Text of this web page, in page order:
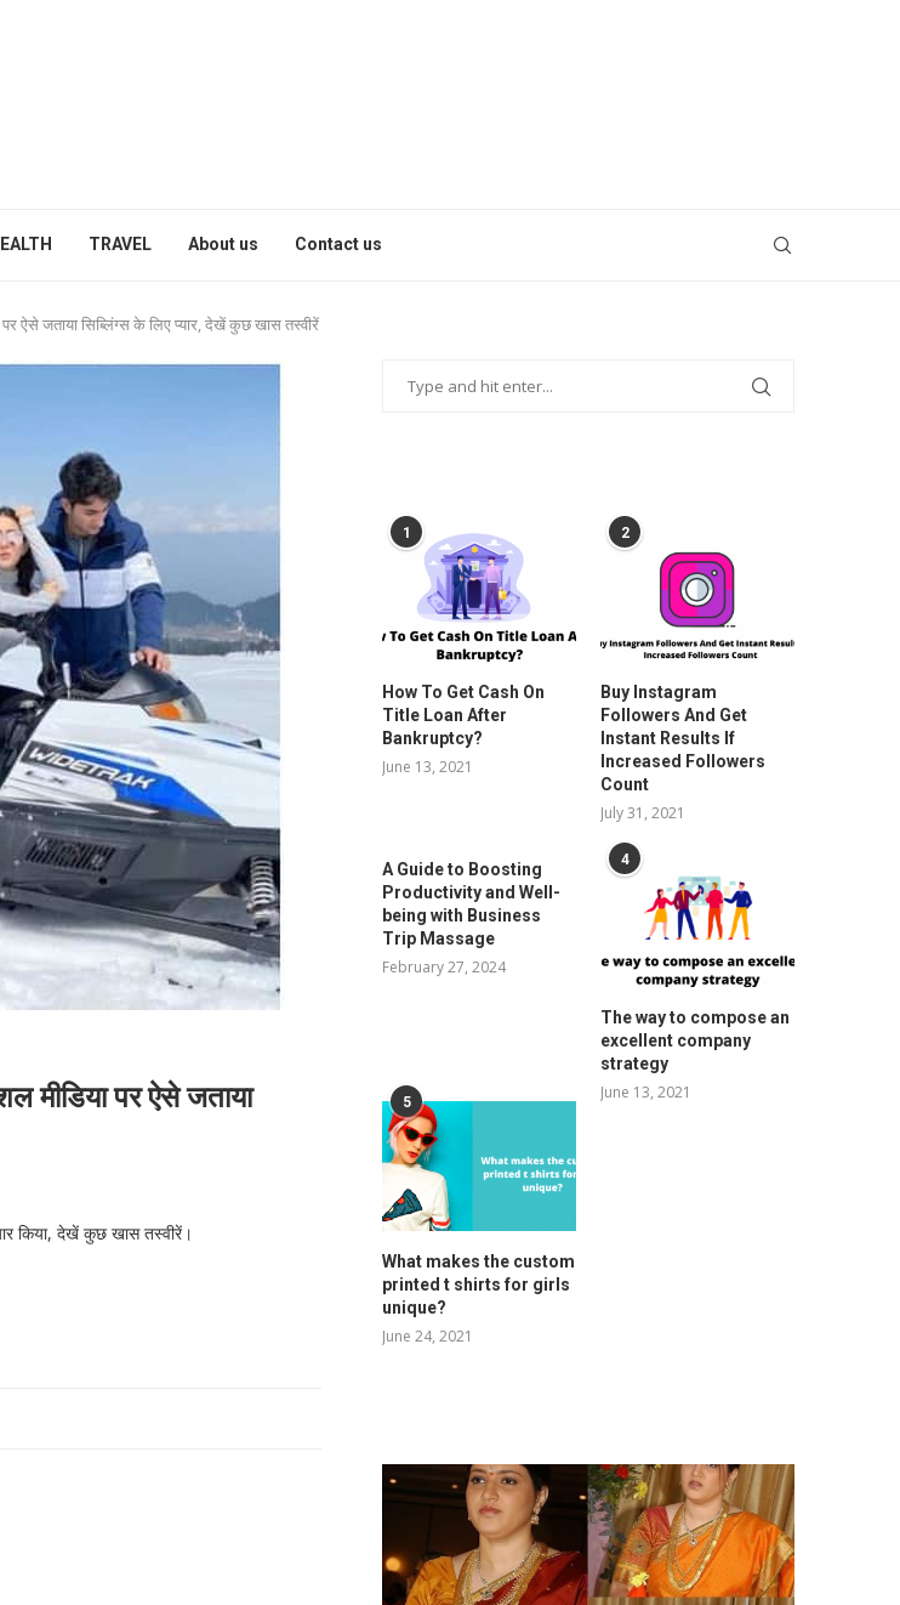
TRAVEL About us Contact us
जताया सिब्लिंग्स के लिए प्यार, देखें कुछ खास तस्वीरें
पर ऐसे जताया
किया, देखें कुछ खास तस्वीरें।
1
How To Get Cash On
Title Loan After
Bankruptcy?
June 13, 2021
2
Buy Instagram
Followers And Get
Instant Results If
Increased Followers
Count
July 31, 2021
A Guide to Boosting
Productivity and Well-
being with Business
Trip Massage
February 27, 2024
4
The way to compose an
excellent company
strategy
June 13, 2021
5
What makes the custom
printed t shirts for girls
unique?
June 24, 2021